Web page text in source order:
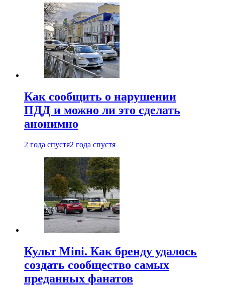
Как сообщить о нарушении
ПДД и можно ли это сделать
анонимно
2 года спустя2 года спустя
Культ Mini. Как бренду удалось
создать сообщество самых
преданных фанатов